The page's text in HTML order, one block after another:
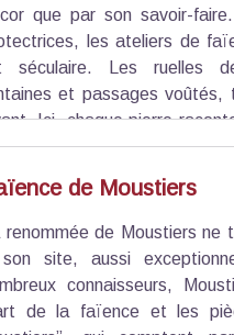
que par son savoir-
les ateliers de
séculaire. Les ruelles
et passages voûtés,
Ici, chaque pierre
de Moustiers
renommée de Moustiers ne
site, aussi
connaisseurs,
de la faïence et les